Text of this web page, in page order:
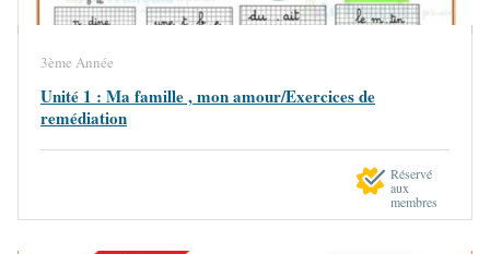
3ème Année
Unité 1 : Ma famille , mon amour/Exercices de
remédiation
Réservé
aux
membres